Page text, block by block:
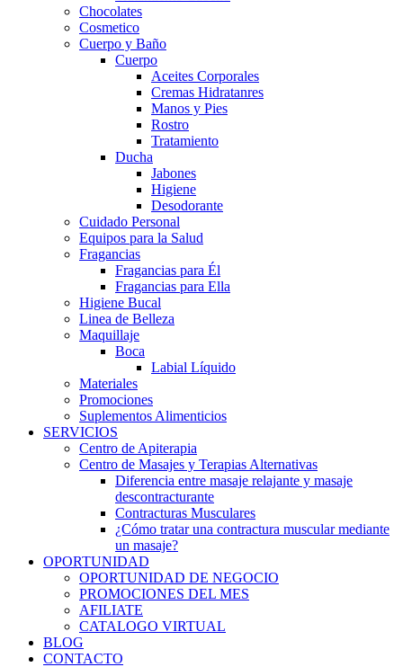
Chocolates
Cosmetico
Cuerpo y Baño
Cuerpo
Aceites Corporales
Cremas Hidratanres
Manos y Pies
Rostro
Tratamiento
Ducha
Jabones
Higiene
Desodorante
Cuidado Personal
Equipos para la Salud
Fragancias
Fragancias para Él
Fragancias para Ella
Higiene Bucal
Linea de Belleza
Maquillaje
Boca
Labial Líquido
Materiales
Promociones
Suplementos Alimenticios
SERVICIOS
Centro de Apiterapia
Centro de Masajes y Terapias Alternativas
Diferencia entre masaje relajante y masaje
descontracturante
Contracturas Musculares
¿Cómo tratar una contractura muscular mediante
un masaje?
OPORTUNIDAD
OPORTUNIDAD DE NEGOCIO
PROMOCIONES DEL MES
AFILIATE
CATALOGO VIRTUAL
BLOG
CONTACTO